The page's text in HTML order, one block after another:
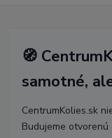
🧭
samotné,
CentrumKolies.sk
Budujeme